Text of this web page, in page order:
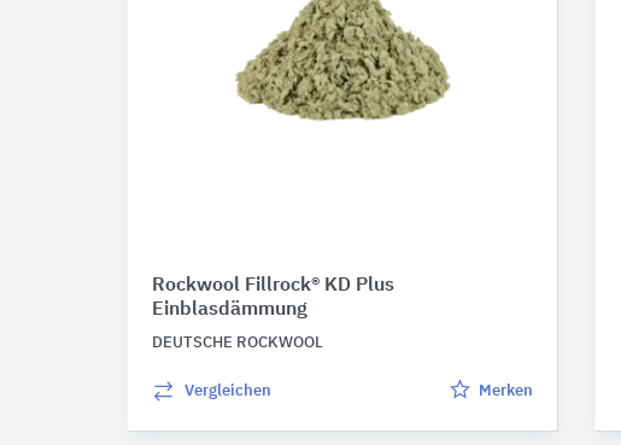
Rockwool Fillrock® KD Plus
Einblasdämmung
DEUTSCHE ROCKWOOL
Vergleichen Merken